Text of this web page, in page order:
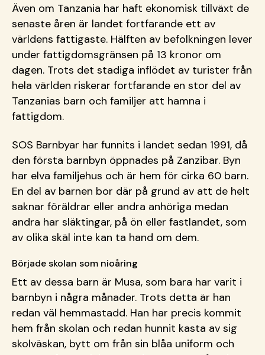
Även om Tanzania har haft ekonomisk tillväxt de
senaste åren är landet fortfarande ett av
världens fattigaste. Hälften av befolkningen lever
under fattigdomsgränsen på 13 kronor om
dagen. Trots det stadiga inflödet av turister från
hela världen riskerar fortfarande en stor del av
Tanzanias barn och familjer att hamna i
fattigdom.
SOS Barnbyar har funnits i landet sedan 1991, då
den första barnbyn öppnades på Zanzibar. Byn
har elva familjehus och är hem för cirka 60 barn.
En del av barnen bor där på grund av att de helt
saknar föräldrar eller andra anhöriga medan
andra har släktingar, på ön eller fastlandet, som
av olika skäl inte kan ta hand om dem.
Började skolan som nioåring
Ett av dessa barn är Musa, som bara har varit i
barnbyn i några månader. Trots detta är han
redan väl hemmastadd. Han har precis kommit
hem från skolan och redan hunnit kasta av sig
skolväskan, bytt om från sin blåa uniform och